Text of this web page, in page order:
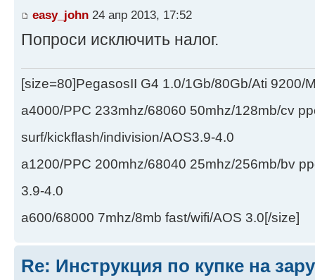
easy_john 24 апр 2013, 17:52
Попроси исключить налог.
[size=80]PegasosII G4 1.0/1Gb/80Gb/Ati 9200/
a4000/PPC 233mhz/68060 50mhz/128mb/cv
surf/kickflash/indivision/AOS3.9-4.0
a1200/PPC 200mhz/68040 25mhz/256mb/bv
3.9-4.0
a600/68000 7mhz/8mb fast/wifi/AOS 3.0[/size]
Re: Инструкция по купке на